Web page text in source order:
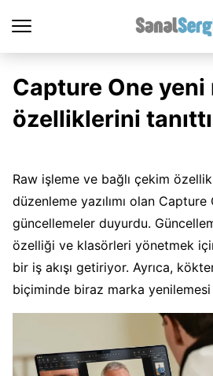
Capture One yeni
özelliklerini tanıttı
Raw işleme ve bağlı çekim
düzenleme yazılımı olan
güncellemeler duyurdu.
özelliği ve klasörleri yönetmek
bir iş akışı getiriyor. Ayrıca,
biçiminde biraz marka yenilemesi